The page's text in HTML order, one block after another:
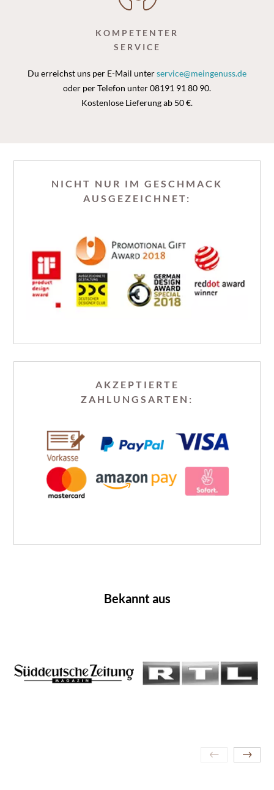
KOMPETENTER
SERVICE
Du erreichst uns per E-Mail unterservice@meingenuss.de
oder per Telefon unter 08191 91 80 90.
Kostenlose Lieferung ab 50 €.
NICHT NUR IM GESCHMACK
AUSGEZEICHNET:
AKZEPTIERTE
ZAHLUNGSARTEN:
Bekannt aus